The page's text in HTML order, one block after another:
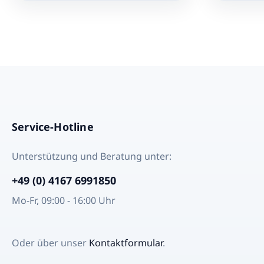
Service-Hotline
Unterstützung und Beratung unter:
+49 (0) 4167 6991850
Mo-Fr, 09:00 - 16:00 Uhr
Oder über unser Kontaktformular.